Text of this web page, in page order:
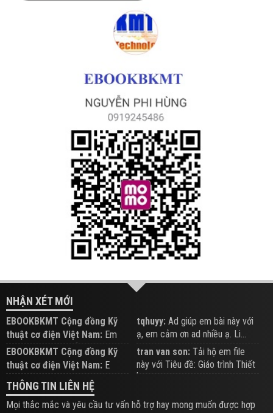
NHẬN XÉT MỚI
EBOOKBKMT Cộng đồng Kỹ
thuật cơ điện Việt Nam: Em
đăng trên Group hỗ trợ nhé
tqhuyy: Ad giúp em bài này với
ạ, em cảm ơn ad nhiều ạ. Li...
EBOOKBKMT Cộng đồng Kỹ
thuật cơ điện Việt Nam: E
xem hỗ trợ trên Group
tran van son: Tải hộ em file
này với Tiêu đề: Giáo trình Thiết
b...
THÔNG TIN LIÊN HỆ
Mọi thắc mắc và yêu cầu tư vấn hỗ trợ hay mong muốn được hợp